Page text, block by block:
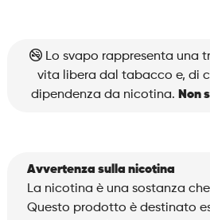
Lo svapo rappresenta una
vita libera dal tabacco e, di
dipendenza da nicotina. Non
Avvertenza sulla nicotina
La nicotina è una sostanza
Questo prodotto è destinato